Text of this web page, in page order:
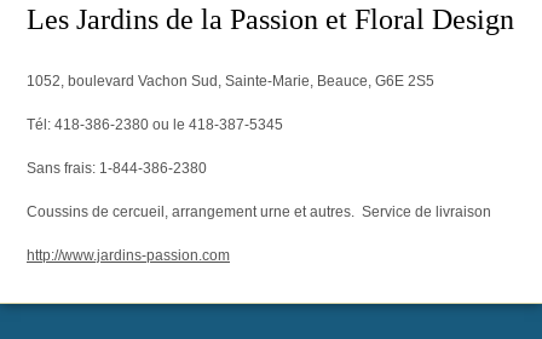
Les Jardins de la Passion et Floral Design
1052, boulevard Vachon Sud, Sainte-Marie, Beauce, G6E 2S5
Tél: 418-386-2380 ou le 418-387-5345
Sans frais: 1-844-386-2380
Coussins de cercueil, arrangement urne et autres. Service de livraison
http://www.jardins-passion.com